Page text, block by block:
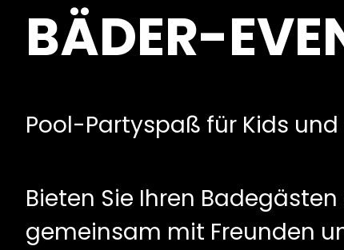
BÄDER-
Pool-Partyspaß für Kids
Bieten Sie Ihren
gemeinsam mit Freunden